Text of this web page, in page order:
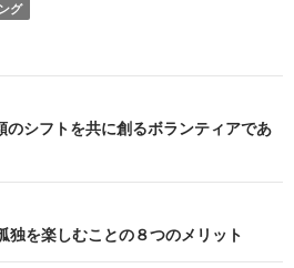
グ
シフトを共に創るボランティアであ
を楽しむことの８つのメリット